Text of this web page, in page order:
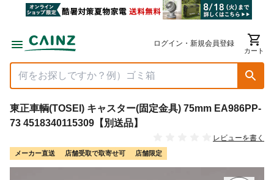
ログイン・新規会員登録
カート
東正車輌(TOSEI) キャスター(固定金具) 75mm EA986PP-
73 4518340115309【別送品】
レビューを書く
メーカー直送 店舗受取で取寄せ可 店舗限定